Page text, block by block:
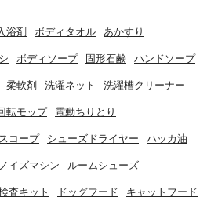
浴剤 ボディタオル あかすり
ボディソープ 固形石鹸 ハンドソープ
柔軟剤 洗濯ネット 洗濯槽クリーナー
転モップ 電動ちりとり
コープ シューズドライヤー ハッカ油
イズマシン ルームシューズ
査キット ドッグフード キャットフード